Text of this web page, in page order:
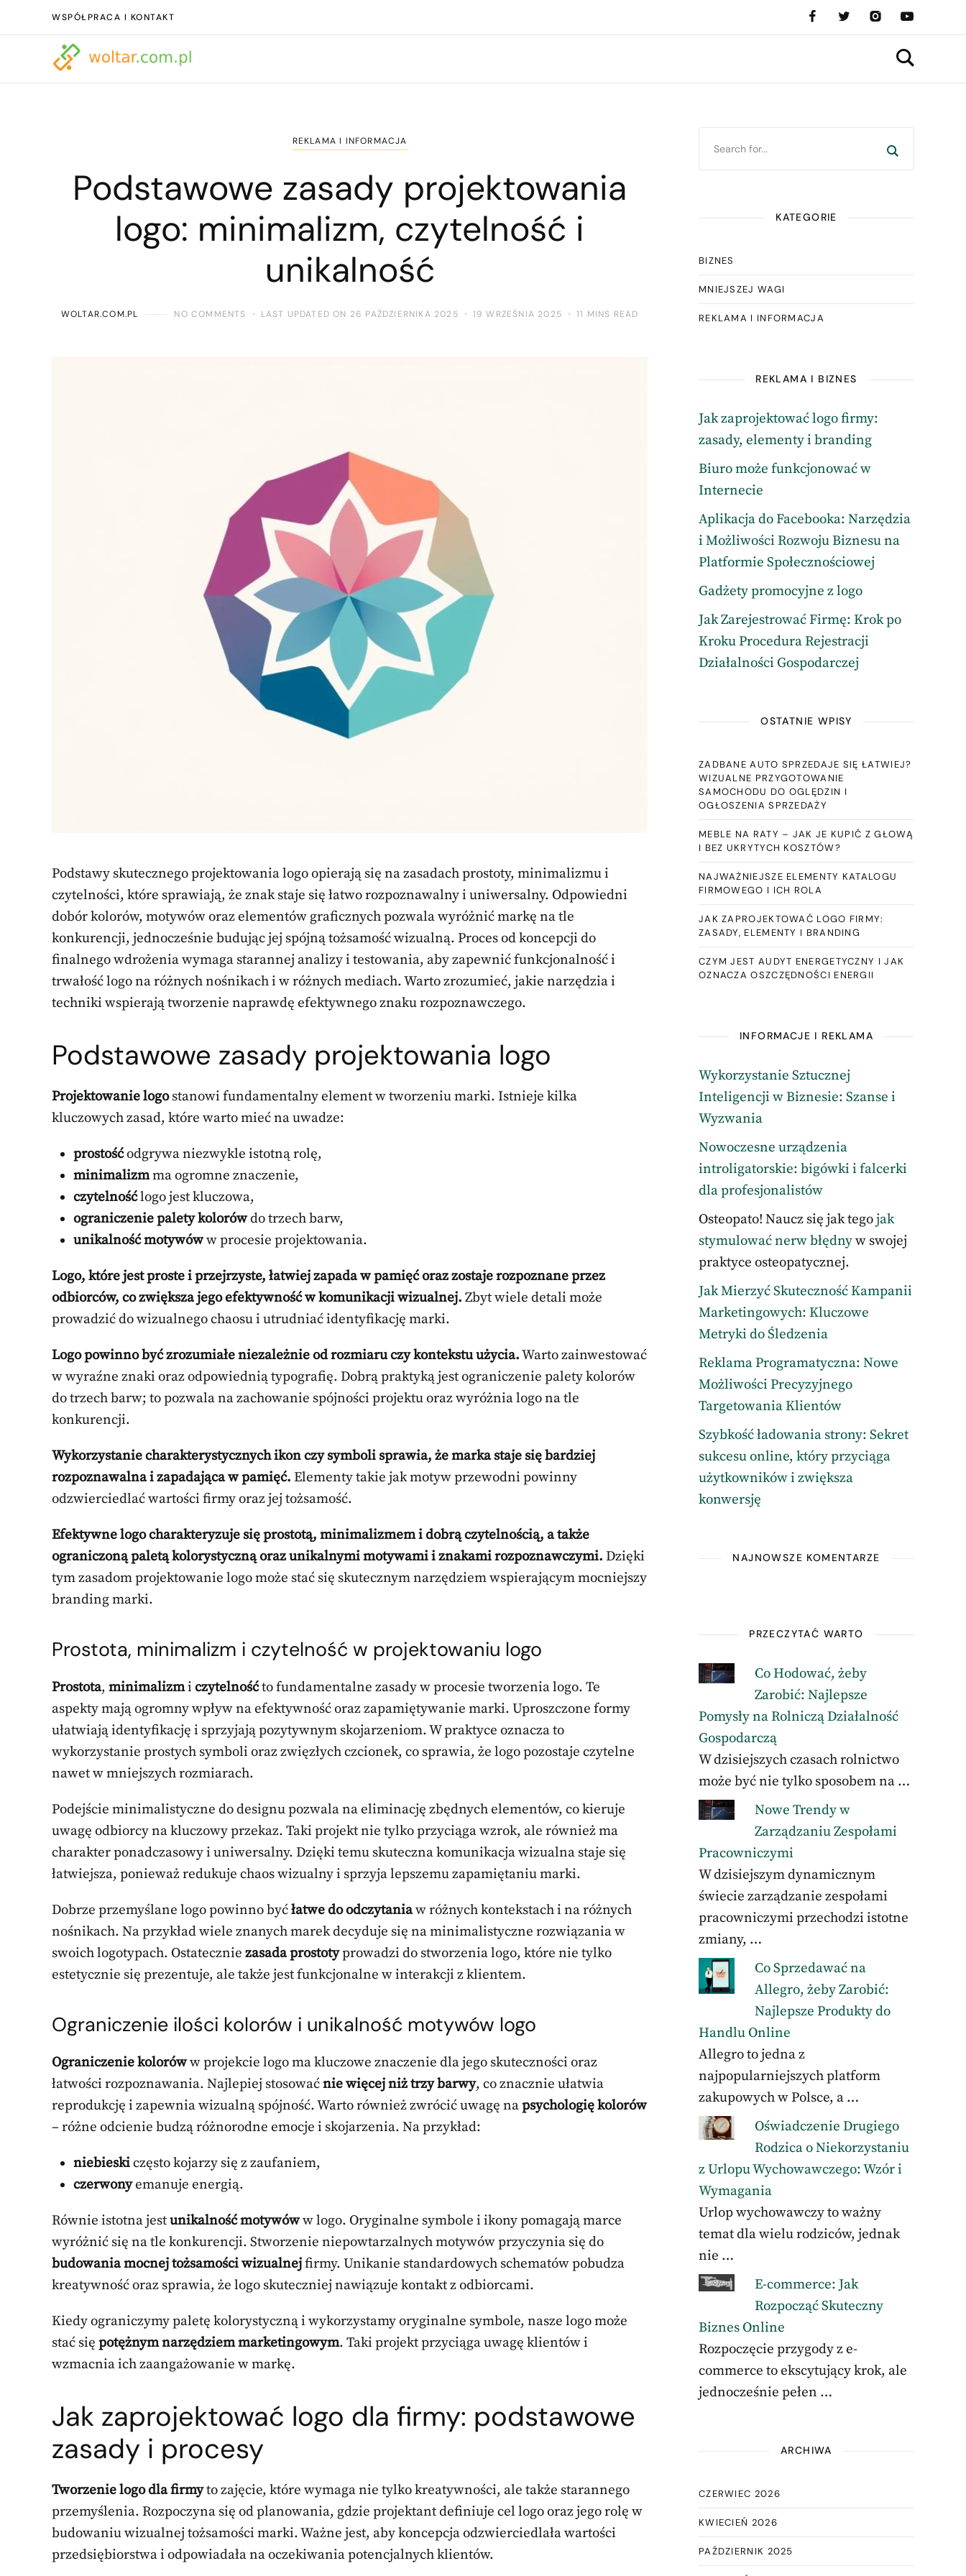
WSPÓŁPRACA I KONTAKT
REKLAMA I INFORMACJA
Podstawowe zasady projektowania
logo: minimalizm, czytelność i
unikalność
WOLTAR.COM.PL NO COMMENTS LAST UPDATED ON 26 PAŹDZIERNIKA 2025 19 WRZEŚNIA 2025 11 MINS READ
Podstawy skutecznego projektowania logo opierają się na zasadach prostoty, minimalizmu i
czytelności, które sprawiają, że znak staje się łatwo rozpoznawalny i uniwersalny. Odpowiedni
dobór kolorów, motywów oraz elementów graficznych pozwala wyróżnić markę na tle
konkurencji, jednocześnie budując jej spójną tożsamość wizualną. Proces od koncepcji do
finalnego wdrożenia wymaga starannej analizy i testowania, aby zapewnić funkcjonalność i
trwałość logo na różnych nośnikach i w różnych mediach. Warto zrozumieć, jakie narzędzia i
techniki wspierają tworzenie naprawdę efektywnego znaku rozpoznawczego.
Podstawowe zasady projektowania logo
Projektowanie logostanowi fundamentalny element w tworzeniu marki. Istnieje kilka
kluczowych zasad, które warto mieć na uwadze:
prostośćodgrywa niezwykle istotną rolę,
minimalizmma ogromne znaczenie,
czytelnośćlogo jest kluczowa,
ograniczenie palety kolorówdo trzech barw,
unikalność motywóww procesie projektowania.
Logo, które jest proste i przejrzyste, łatwiej zapada w pamięć oraz zostaje rozpoznane przez
odbiorców, co zwiększa jego efektywność w komunikacji wizualnej. Zbyt wiele detali może
prowadzić do wizualnego chaosu i utrudniać identyfikację marki.
Logo powinno być zrozumiałe niezależnie od rozmiaru czy kontekstu użycia.Warto zainwestować
w wyraźne znaki oraz odpowiednią typografię. Dobrą praktyką jest ograniczenie palety kolorów
do trzech barw; to pozwala na zachowanie spójności projektu oraz wyróżnia logo na tle
konkurencji.
Wykorzystanie charakterystycznych ikon czy symboli sprawia, że marka staje się bardziej
rozpoznawalna i zapadająca w pamięć. Elementy takie jak motyw przewodni powinny
odzwierciedlać wartości firmy oraz jej tożsamość.
Efektywne logo charakteryzuje się prostotą, minimalizmem i dobrą czytelnością, a także
ograniczoną paletą kolorystyczną oraz unikalnymi motywami i znakami rozpoznawczymi. Dzięki
tym zasadom projektowanie logo może stać się skutecznym narzędziem wspierającym mocniejszy
branding marki.
Prostota, minimalizm i czytelność w projektowaniu logo
Prostota, minimalizmi czytelnośćto fundamentalne zasady w procesie tworzenia logo. Te
aspekty mają ogromny wpływ na efektywność oraz zapamiętywanie marki. Uproszczone formy
ułatwiają identyfikację i sprzyjają pozytywnym skojarzeniom. W praktyce oznacza to
wykorzystanie prostych symboli oraz zwięzłych czcionek, co sprawia, że logo pozostaje czytelne
nawet w mniejszych rozmiarach.
Podejście minimalistyczne do designu pozwala na eliminację zbędnych elementów, co kieruje
uwagę odbiorcy na kluczowy przekaz. Taki projekt nie tylko przyciąga wzrok, ale również ma
charakter ponadczasowy i uniwersalny. Dzięki temu skuteczna komunikacja wizualna staje się
łatwiejsza, ponieważ redukuje chaos wizualny i sprzyja lepszemu zapamiętaniu marki.
Dobrze przemyślane logo powinno byćłatwe do odczytaniaw różnych kontekstach i na różnych
nośnikach. Na przykład wiele znanych marek decyduje się na minimalistyczne rozwiązania w
swoich logotypach. Ostatecznie zasada prostotyprowadzi do stworzenia logo, które nie tylko
estetycznie się prezentuje, ale także jest funkcjonalne w interakcji z klientem.
Ograniczenie ilości kolorów i unikalność motywów logo
Ograniczenie koloróww projekcie logo ma kluczowe znaczenie dla jego skuteczności oraz
łatwości rozpoznawania. Najlepiej stosowaćnie więcej niż trzy barwy, co znacznie ułatwia
reprodukcję i zapewnia wizualną spójność. Warto również zwrócić uwagę napsychologię kolorów
– różne odcienie budzą różnorodne emocje i skojarzenia. Na przykład:
niebieskiczęsto kojarzy się z zaufaniem,
czerwonyemanuje energią.
Równie istotna jestunikalność motywóww logo. Oryginalne symbole i ikony pomagają marce
wyróżnić się na tle konkurencji. Stworzenie niepowtarzalnych motywów przyczynia się do
budowania mocnej tożsamości wizualnejfirmy. Unikanie standardowych schematów pobudza
kreatywność oraz sprawia, że logo skuteczniej nawiązuje kontakt z odbiorcami.
Kiedy ograniczymy paletę kolorystyczną i wykorzystamy oryginalne symbole, nasze logo może
stać się potężnym narzędziem marketingowym. Taki projekt przyciąga uwagę klientów i
wzmacnia ich zaangażowanie w markę.
Jak zaprojektować logo dla firmy: podstawowe
zasady i procesy
Tworzenie logo dla firmyto zajęcie, które wymaga nie tylko kreatywności, ale także starannego
przemyślenia. Rozpoczyna się od planowania, gdzie projektant definiuje cel logo oraz jego rolę w
budowaniu wizualnej tożsamości marki. Ważne jest, aby koncepcja odzwierciedlała wartości
przedsiębiorstwa i odpowiadała na oczekiwania potencjalnych klientów.
KATEGORIE
BIZNES
MNIEJSZEJ WAGI
REKLAMA I INFORMACJA
REKLAMA I BIZNES
Jak zaprojektować logo firmy:
zasady, elementy i branding
Biuro może funkcjonować w
Internecie
Aplikacja do Facebooka: Narzędzia
i Możliwości Rozwoju Biznesu na
Platformie Społecznościowej
Gadżety promocyjne z logo
Jak Zarejestrować Firmę: Krok po
Kroku Procedura Rejestracji
Działalności Gospodarczej
OSTATNIE WPISY
ZADBANE AUTO SPRZEDAJE SIĘ ŁATWIEJ?
WIZUALNE PRZYGOTOWANIE
SAMOCHODU DO OGLĘDZIN I
OGŁOSZENIA SPRZEDAŻY
MEBLE NA RATY – JAK JE KUPIĆ Z GŁOWĄ
I BEZ UKRYTYCH KOSZTÓW?
NAJWAŻNIEJSZE ELEMENTY KATALOGU
FIRMOWEGO I ICH ROLA
JAK ZAPROJEKTOWAĆ LOGO FIRMY:
ZASADY, ELEMENTY I BRANDING
CZYM JEST AUDYT ENERGETYCZNY I JAK
OZNACZA OSZCZĘDNOŚCI ENERGII
INFORMACJE I REKLAMA
Wykorzystanie Sztucznej
Inteligencji w Biznesie: Szanse i
Wyzwania
Nowoczesne urządzenia
introligatorskie: bigówki i falcerki
dla profesjonalistów
Osteopato! Naucz się jak tegojak
stymulować nerw błędnyw swojej
praktyce osteopatycznej.
Jak Mierzyć Skuteczność Kampanii
Marketingowych: Kluczowe
Metryki do Śledzenia
Reklama Programatyczna: Nowe
Możliwości Precyzyjnego
Targetowania Klientów
Szybkość ładowania strony: Sekret
sukcesu online, który przyciąga
użytkowników i zwiększa
konwersję
NAJNOWSZE KOMENTARZE
PRZECZYTAĆ WARTO
Co Hodować, żeby
Zarobić: Najlepsze
Pomysły na Rolniczą Działalność
Gospodarczą
W dzisiejszych czasach rolnictwo
może być nie tylko sposobem na …
Nowe Trendy w
Zarządzaniu Zespołami
Pracowniczymi
W dzisiejszym dynamicznym
świecie zarządzanie zespołami
pracowniczymi przechodzi istotne
zmiany, …
Co Sprzedawać na
Allegro, żeby Zarobić:
Najlepsze Produkty do
Handlu Online
Allegro to jedna z
najpopularniejszych platform
zakupowych w Polsce, a …
Oświadczenie Drugiego
Rodzica o Niekorzystaniu
z Urlopu Wychowawczego: Wzór i
Wymagania
Urlop wychowawczy to ważny
temat dla wielu rodziców, jednak
nie …
E-commerce: Jak
Rozpocząć Skuteczny
Biznes Online
Rozpoczęcie przygody z e-
commerce to ekscytujący krok, ale
jednocześnie pełen …
ARCHIWA
CZERWIEC 2026
KWIECIEŃ 2026
PAŹDZIERNIK 2025